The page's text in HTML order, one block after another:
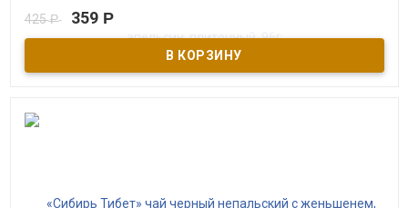
В наличии
При заваривании ощущается насыщенный вкус чёрного чая с
нотами апельсина. Прекрасное сочетание чёрного чая с
элеутерококком и апельсином, такой чай можно пить в любое
425Р 359 Р